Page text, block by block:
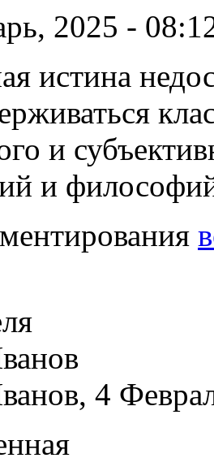
2025 -
истина
и
и
4